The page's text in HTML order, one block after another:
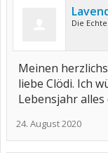
Die
Meinen
liebe Clödi. Ich
Lebensjahr
24. August 2020